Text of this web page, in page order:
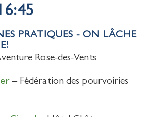
PRATIQUES - ON LÂCHE
Rose-des-Vents
– Fédération des pourvoiries